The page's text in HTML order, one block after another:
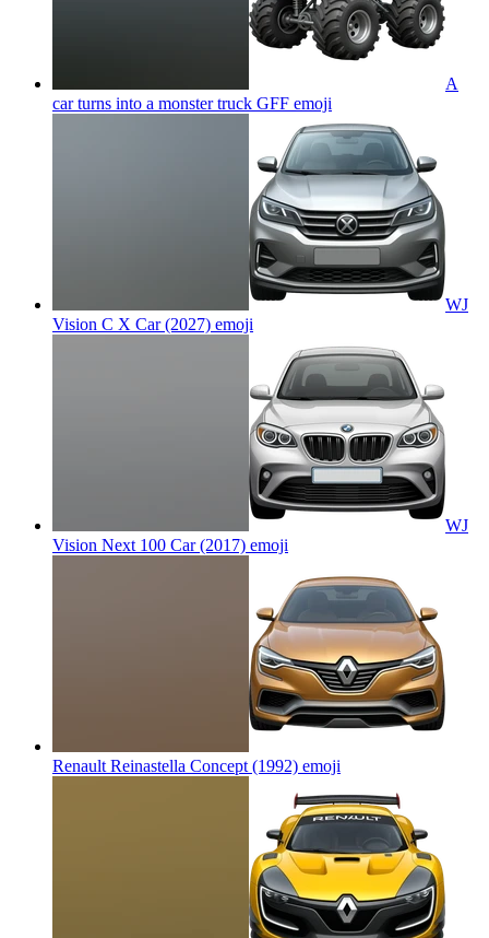
A
car turns into a monster truck GFF emoji
WJ
Vision C X Car (2027) emoji
WJ
Vision Next 100 Car (2017) emoji
Renault Reinastella Concept (1992) emoji